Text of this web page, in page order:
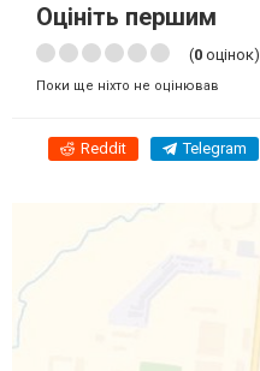
Оцініть першим
(0 оцінок)
Поки ще ніхто не оцінював
Reddit Telegram